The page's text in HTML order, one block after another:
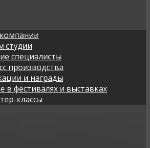
студии
специалисты
производства
и награды
в фестивалях и выставках
классы